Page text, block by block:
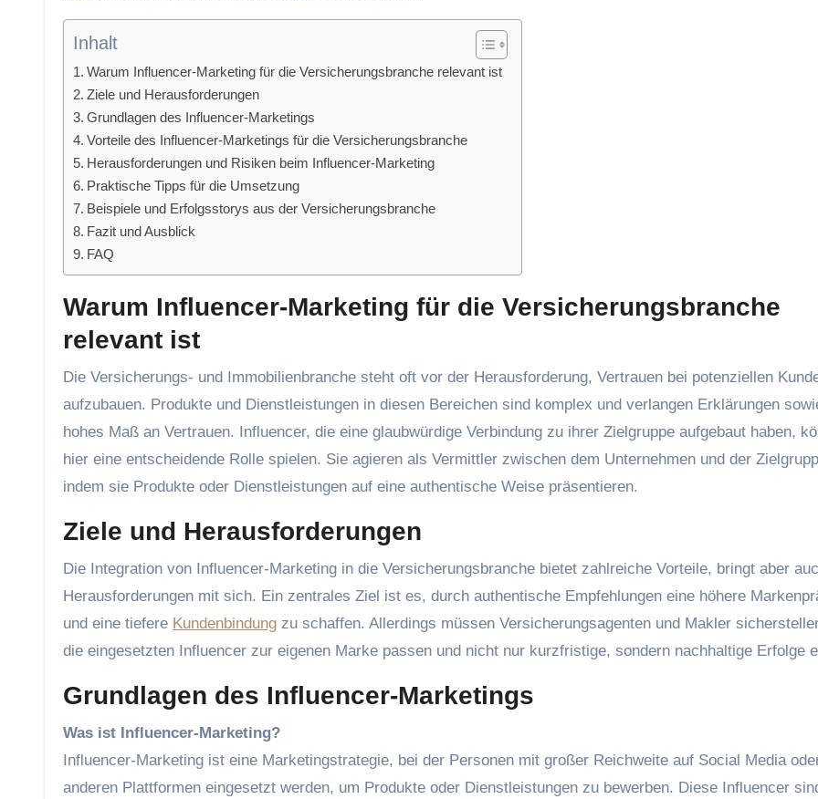
Inhalt
Warum Influencer-Marketing für die Versicherungsbranche relevant ist
Ziele und Herausforderungen
Grundlagen des Influencer-Marketings
Vorteile des Influencer-Marketings für die Versicherungsbranche
Herausforderungen und Risiken beim Influencer-Marketing
Praktische Tipps für die Umsetzung
Beispiele und Erfolgsstorys aus der Versicherungsbranche
Fazit und Ausblick
FAQ
Warum Influencer-Marketing für die Versicherungsbranche
relevant ist
Die Versicherungs- und Immobilienbranche steht oft vor der Herausforderung, Vertrauen bei potenziellen
aufzubauen. Produkte und Dienstleistungen in diesen Bereichen sind komplex und verlangen Erklärungen
hohes Maß an Vertrauen. Influencer, die eine glaubwürdige Verbindung zu ihrer Zielgruppe aufgebaut haben,
hier eine entscheidende Rolle spielen. Sie agieren als Vermittler zwischen dem Unternehmen und der
indem sie Produkte oder Dienstleistungen auf eine authentische Weise präsentieren.
Ziele und Herausforderungen
Die Integration von Influencer-Marketing in die Versicherungsbranche bietet zahlreiche Vorteile, bringt aber
Herausforderungen mit sich. Ein zentrales Ziel ist es, durch authentische Empfehlungen eine höhere
und eine tiefere Kundenbindung zu schaffen. Allerdings müssen Versicherungsagenten und Makler
die eingesetzten Influencer zur eigenen Marke passen und nicht nur kurzfristige, sondern nachhaltige Erfolge
Grundlagen des Influencer-Marketings
Was ist Influencer-Marketing?
Influencer-Marketing ist eine Marketingstrategie, bei der Personen mit großer Reichweite auf Social Media
anderen Plattformen eingesetzt werden, um Produkte oder Dienstleistungen zu bewerben. Diese Influencer